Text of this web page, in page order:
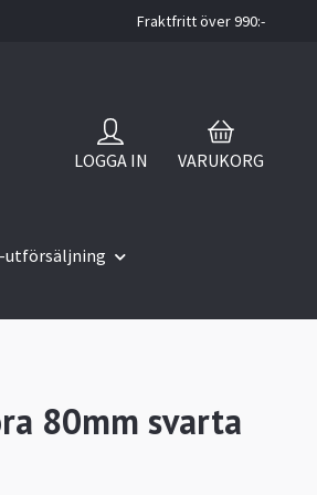
Fraktfritt över 990:-
LOGGA IN VARUKORG
utförsäljning
80mm svarta